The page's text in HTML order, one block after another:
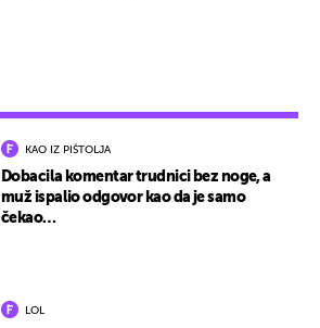
KAO IZ PIŠTOLJA
Dobacila komentar trudnici bez noge, a
muž ispalio odgovor kao da je samo
čekao…
LOL